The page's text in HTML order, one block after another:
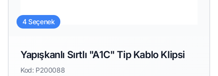
4 Seçenek
Yapışkanlı Sırtlı "A1C" Tip Kablo Klipsi
Kod: P200088